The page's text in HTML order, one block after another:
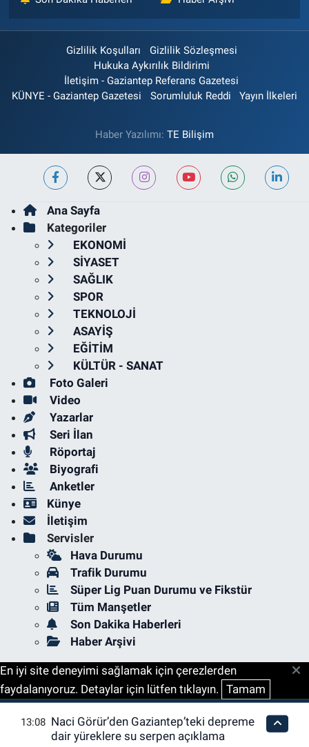
Gizlilik Koşulları
Gizlilik Sözleşmesi
Hukuka Aykırılık Bildirimi
İletişim - Gaziantep Referans Gazetesi
KÜNYE - Gaziantep Gazetesi
Sorumluluk Reddi Yayın İlkeleri
Haber Yazılımı: TE Bilişim
Ana Sayfa
Kategoriler
EKONOMİ
SİYASET
SAĞLIK
SPOR
TEKNOLOJİ
ASAYİŞ
EĞİTİM
KÜLTÜR - SANAT
Foto Galeri
Video
Yazarlar
Seri İlan
Röportaj
Biyografi
Anketler
Künye
İletişim
Servisler
Hava Durumu
Trafik Durumu
Süper Lig Puan Durumu ve Fikstür
Tüm Manşetler
Son Dakika Haberleri
Haber Arşivi
En iyi site deneyimi sağlamak için çerezlerden
faydalanıyoruz. Detaylar için lütfen tıklayın. Tamam
13:08 Naci Görür’den Gaziantep’teki depreme
dair yüreklere su serpen açıklama